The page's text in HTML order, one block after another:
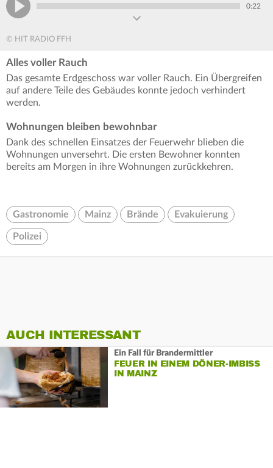
0:22
© HIT RADIO FFH
Alles voller Rauch
Das gesamte Erdgeschoss war voller Rauch. Ein Übergreifen
auf andere Teile des Gebäudes konnte jedoch verhindert
werden.
Wohnungen bleiben bewohnbar
Dank des schnellen Einsatzes der Feuerwehr blieben die
Wohnungen unversehrt. Die ersten Bewohner konnten
bereits am Morgen in ihre Wohnungen zurückkehren.
Gastronomie Mainz Brände Evakuierung
Polizei
AUCH INTERESSANT
Ein Fall für Brandermittler
FEUER IN EINEM DÖNER-IMBISS
IN MAINZ